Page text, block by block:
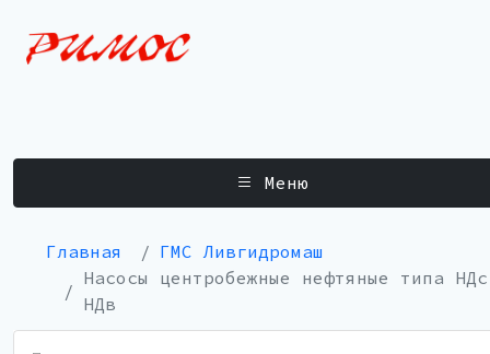
Меню
Главная
ГМС Ливгидромаш
Насосы центробежные нефтяные типа
НДв